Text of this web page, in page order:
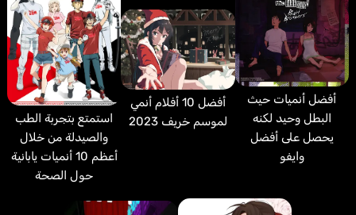
أفضل أنميات حيث
البطل وحيد لكنه
يحصل على أفضل
وايفو
أفضل 10 أفلام أنمي
لموسم خريف 2023
استمتع بتجربة الطب
والصيدلة من خلال
أعظم 10 أنميات يابانية
حول الصحة